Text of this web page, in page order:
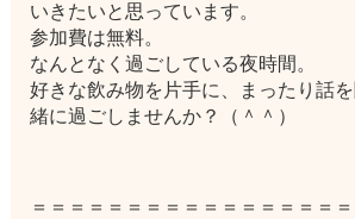
いきたいと思っています。
参加費は無料。
なんとなく過ごしている夜時間。
好きな飲み物を片手に、まったり話
緒に過ごしませんか？（＾＾）
＝＝＝＝＝＝＝＝＝＝＝＝＝＝＝＝